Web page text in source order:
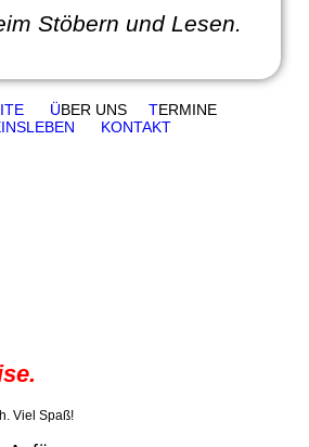
Stöbern und Lesen.
ÜBER UNS TERMINE
KONTAKT
Viel Spaß!